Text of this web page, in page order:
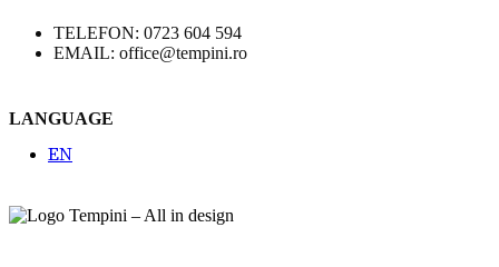
TELEFON: 0723 604 594
EMAIL: office@tempini.ro
LANGUAGE
EN